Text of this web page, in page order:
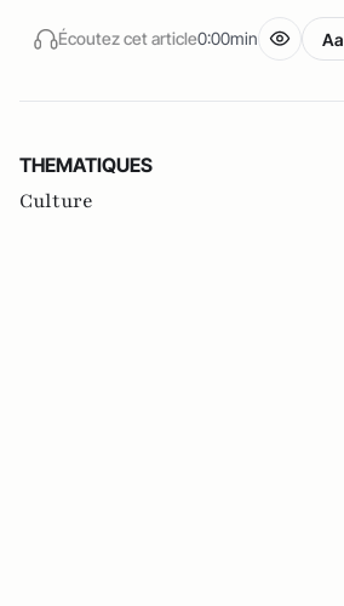
Écoutez cet article0:00min Aa
THEMATIQUES
Culture